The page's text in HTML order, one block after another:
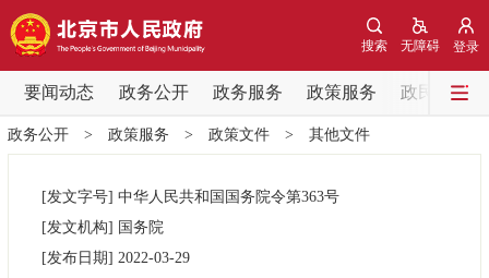
登录
无障碍
搜索
要闻动态 政务公开 政务服务 政策服务 政民互动
要闻动态
党中央精神 国务院信息 中央部委动态
北京要闻 会议信息
政务公开> 政策服务 > 政策文件> 其他文件
[发文字号] 中华人民共和国国务院令第363号
[发文机构] 国务院
[发布日期] 2022-03-29